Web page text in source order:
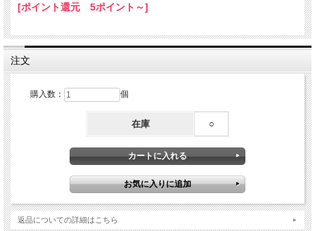
[ポイント還元 5ポイント～]
注文
購入数： 個
在庫 ○
返品についての詳細はこちら